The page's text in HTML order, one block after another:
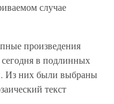
случае
произведения
в подлинных
Из них были выбраны
текст